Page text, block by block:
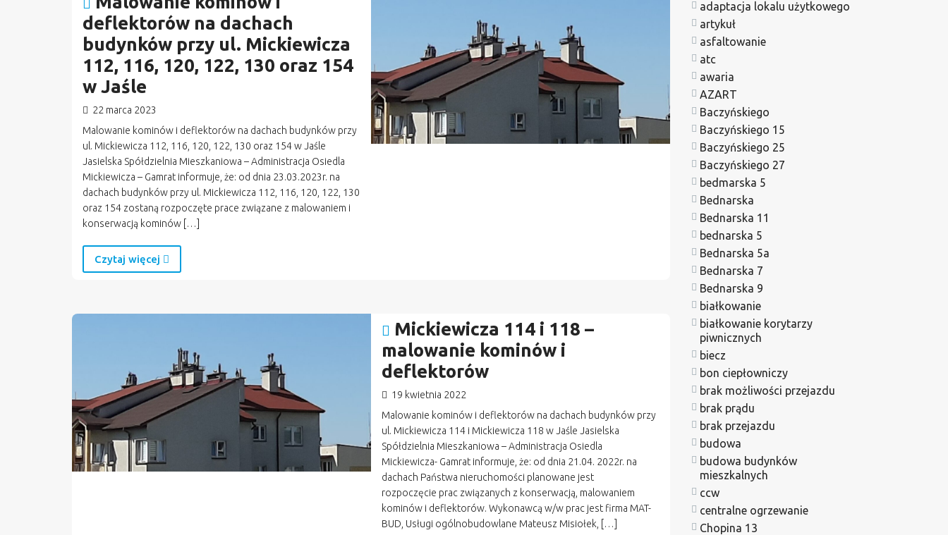
deflektorów na dachach
budynków przy ul. Mickiewicza
112, 116, 120, 122, 130 oraz 154
w Jaśle
22 marca 2023
Malowanie kominów i deflektorów na dachach budynków przy
ul. Mickiewicza 112, 116, 120, 122, 130 oraz 154 w Jaśle
Jasielska Spółdzielnia Mieszkaniowa – Administracja Osiedla
Mickiewicza – Gamrat informuje, że: od dnia 23.03.2023r. na
dachach budynków przy ul. Mickiewicza 112, 116, 120, 122, 130
oraz 154 zostaną rozpoczęte prace związane z malowaniem i
konserwacją kominów […]
Czytaj więcej
Mickiewicza 114 i 118 –
malowanie kominów i
deflektorów
19 kwietnia 2022
Malowanie kominów i deflektorów na dachach budynków przy
ul. Mickiewicza 114 i Mickiewicza 118 w Jaśle Jasielska
Spółdzielnia Mieszkaniowa – Administracja Osiedla
Mickiewicza- Gamrat informuje, że: od dnia 21.04. 2022r. na
dachach Państwa nieruchomości planowane jest
rozpoczęcie prac związanych z konserwacją, malowaniem
kominów i deflektorów. Wykonawcą w/w prac jest firma MAT-
BUD, Usługi ogólnobudowlane Mateusz Misiołek, […]
adaptacja lokalu użytkowego
artykuł
asfaltowanie
atc
awaria
AZART
Baczyńskiego
Baczyńskiego 15
Baczyńskiego 25
Baczyńskiego 27
bedmarska 5
Bednarska
Bednarska 11
bednarska 5
Bednarska 5a
Bednarska 7
Bednarska 9
białkowanie
białkowanie korytarzy
piwnicznych
biecz
bon ciepłowniczy
brak możliwości przejazdu
brak prądu
brak przejazdu
budowa
budowa budynków
mieszkalnych
ccw
centralne ogrzewanie
Chopina 13